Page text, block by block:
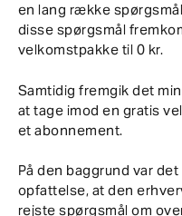
en lang række
disse spørgsmål
velkomstpakke til 0 kr.
Samtidig fremgik det
at tage imod en gratis
et abonnement.
På den baggrund var
opfattelse, at den
rejste spørgsmål om